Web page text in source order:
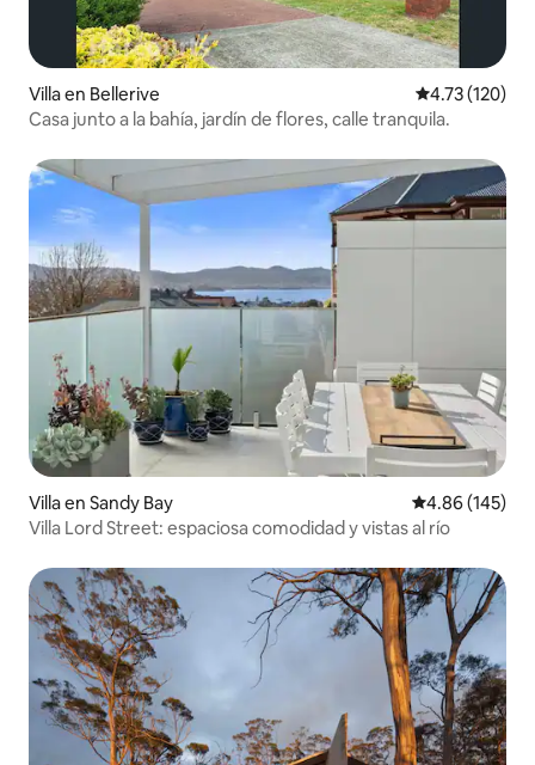
Villa en Bellerive Calificación
4.73 (120)
Casa junto a la bahía, jardín de flores, calle tranquila.
Villa en Sandy Bay Calificación
4.86 (145)
Villa Lord Street: espaciosa comodidad y vistas al río